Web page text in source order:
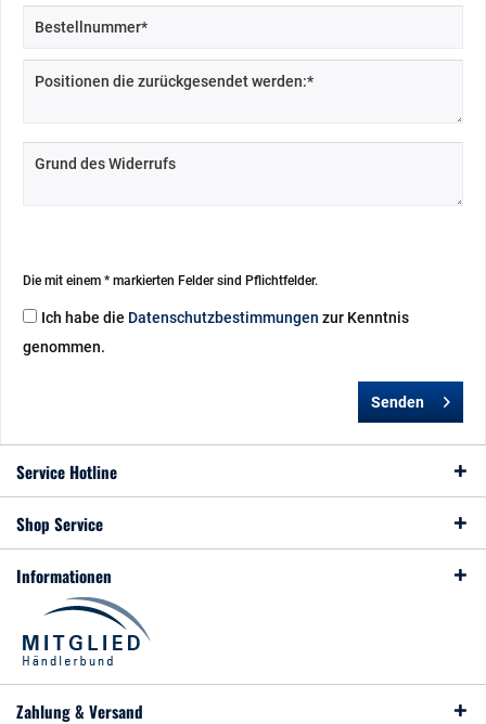
Die mit einem * markierten Felder sind Pflichtfelder.
Ich habe die Datenschutzbestimmungen zur Kenntnis
genommen.
Senden
Service Hotline
Shop Service
Informationen
Zahlung & Versand